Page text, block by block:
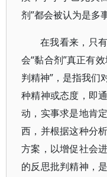
剂”都会被认为是多
在我看来，只
会“黏合剂”真正有
判精神”，是指我们
种精神或态度，即
动，实事求是地肯
西，并根据这种分
方案，以增促社会
的反思批判精神，